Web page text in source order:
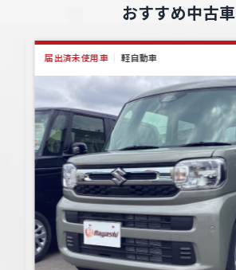
おすすめ中古車
届出済未使用車｜ 軽自動車